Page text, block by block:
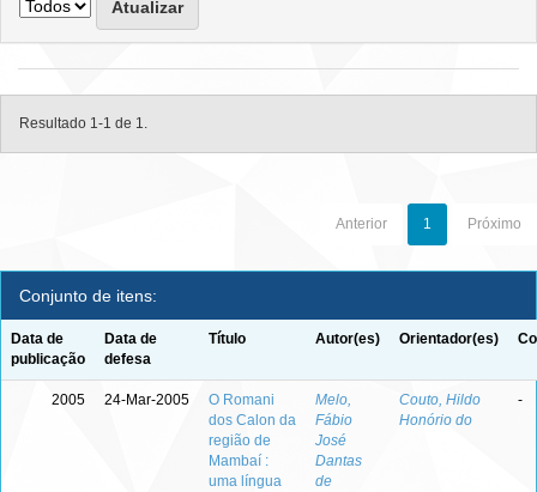
Resultado 1-1 de 1.
Anterior 1 Próximo
Conjunto de itens:
Data de
publicação
Data de
defesa
Título Autor(es) Orientador(es)
2005 24-Mar-2005
O Romani
dos Calon da
região de
Mambaí :
uma língua
Melo,
Fábio
José
Dantas
de
Couto, Hildo
Honório do
-